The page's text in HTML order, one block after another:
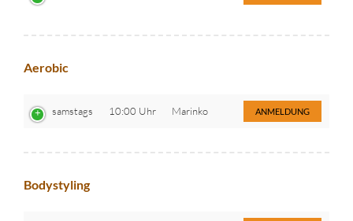
Aerobic
samstags 10:00 Uhr Marinko ANMELDUNG
Bodystyling